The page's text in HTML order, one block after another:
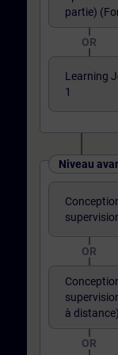
partie)
OR
Learning
1
Niveau
OR
à distance)
OR